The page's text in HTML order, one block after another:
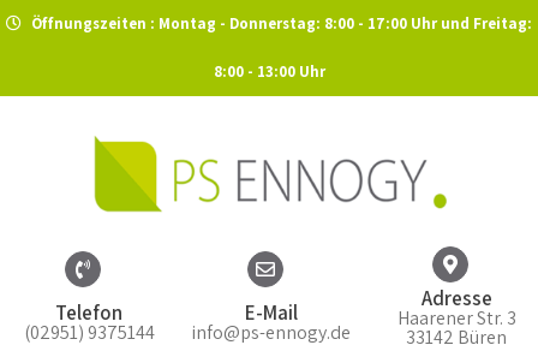
Öffnungszeiten : Montag - Donnerstag: 8:00 - 17:00 Uhr und Freitag:
8:00 - 13:00 Uhr
Telefon
(02951) 9375144
E-Mail
info@ps-ennogy.de
Adresse
Haarener Str. 3
33142 Büren